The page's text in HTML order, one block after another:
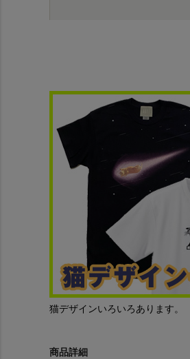
猫デザインいろいろあります。
商品詳細